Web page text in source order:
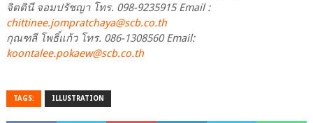
จิตตินี จอมปรัชญา โทร. 098-9235915 Email :
chittinee.jompratchaya@scb.co.th
กุณฑลี โพธิ์แก้ว โทร. 086-1308560 Email:
koontalee.pokaew@scb.co.th
TAGS: ILLUSTRATION